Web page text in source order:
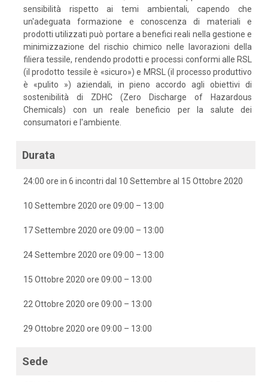
sensibilità rispetto ai temi ambientali, capendo che
un'adeguata formazione e conoscenza di materiali e
prodotti utilizzati può portare a benefici reali nella gestione e
minimizzazione del rischio chimico nelle lavorazioni della
filiera tessile, rendendo prodotti e processi conformi alle RSL
(il prodotto tessile è «sicuro») e MRSL (il processo produttivo
è «pulito ») aziendali, in pieno accordo agli obiettivi di
sostenibilità di ZDHC (Zero Discharge of Hazardous
Chemicals) con un reale beneficio per la salute dei
consumatori e l'ambiente.
Durata
24:00 ore in 6 incontri dal 10 Settembre al 15 Ottobre 2020
10 Settembre 2020 ore 09:00 – 13:00
17 Settembre 2020 ore 09:00 – 13:00
24 Settembre 2020 ore 09:00 – 13:00
15 Ottobre 2020 ore 09:00 – 13:00
22 Ottobre 2020 ore 09:00 – 13:00
29 Ottobre 2020 ore 09:00 – 13:00
Sede